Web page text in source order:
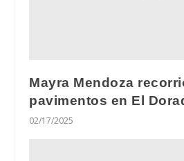
Mayra Mendoza
pavimentos en El
02/17/2025